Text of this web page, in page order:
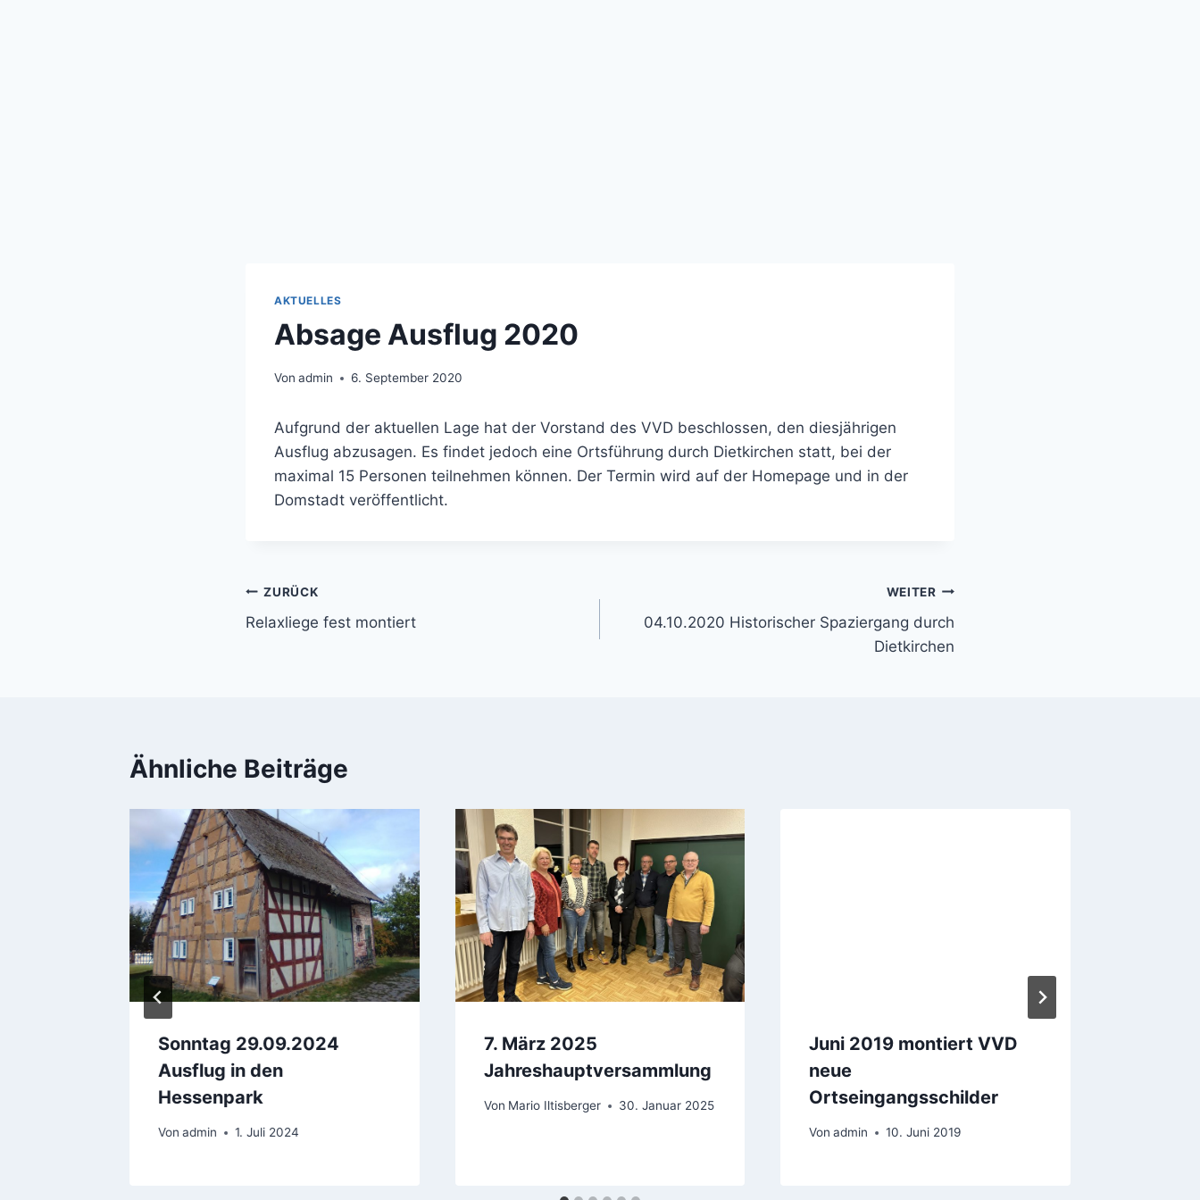
AKTUELLES
Absage Ausflug 2020
Von admin 6. September 2020
Aufgrund der aktuellen Lage hat der Vorstand des VVD beschlossen, den diesjährigen
Ausflug abzusagen. Es findet jedoch eine Ortsführung durch Dietkirchen statt, bei der
maximal 15 Personen teilnehmen können. Der Termin wird auf der Homepage und in der
Domstadt veröffentlicht.
Beitragsnavigation
ZURÜCK
Relaxliege fest montiert
WEITER
04.10.2020 Historischer Spaziergang durch
Dietkirchen
Ähnliche Beiträge
Sonntag 29.09.2024
Ausflug in den
Hessenpark
Von admin 1. Juli 2024
7. März 2025
Jahreshauptversammlung
Von Mario Iltisberger 30. Januar 2025
Juni 2019 montiert VVD
neue
Ortseingangsschilder
Von admin 10. Juni 2019